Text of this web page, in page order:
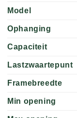
Model
Ophanging
Capaciteit
Lastzwaartepunt
Framebreedte
Min opening